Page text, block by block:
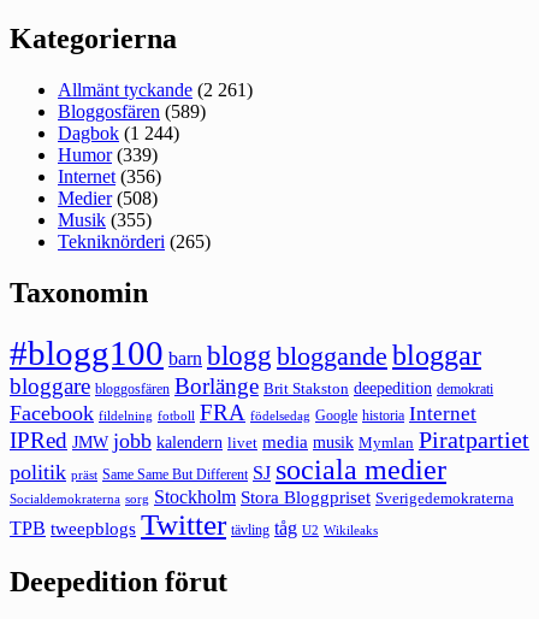
Kategorierna
Allmänt tyckande (2 261)
Bloggosfären (589)
Dagbok (1 244)
Humor(339)
Internet (356)
Medier(508)
Musik (355)
Tekniknörderi (265)
Taxonomin
#blogg100 barn blogg bloggande bloggar
bloggare bloggosfären Borlänge Brit Stakston deepedition demokrati
Facebook fildelning fotboll FRA födelsedag Google historia Internet
IPRed JMW jobb kalendern livet media musik Mymlan Piratpartiet
politik präst Same Same But Different SJ sociala medier
Socialdemokraterna sorg Stockholm Stora Bloggpriset Sverigedemokraterna
TPB tweepblogs Twitter tävling tåg U2 Wikileaks
Deepedition förut